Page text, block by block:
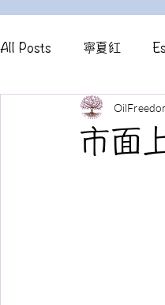
All Posts 寧夏紅
Daily
市面